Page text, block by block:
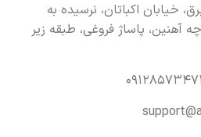
خیابان اکباتان، نرسیده به
آهنین، پاساژ فروغی، طبقه زیر
۰۹۱۲۸۵۷۳۴۷۱